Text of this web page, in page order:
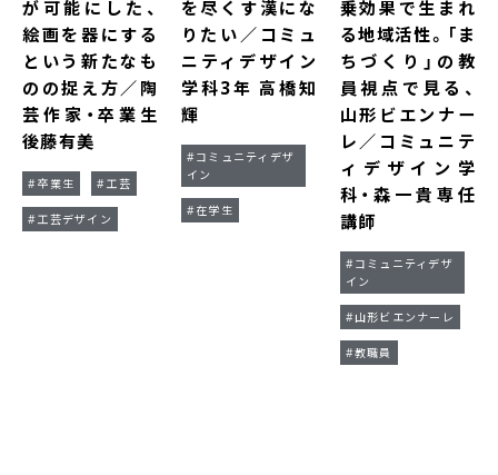
が可能にした、
絵画を器にする
という新たなも
のの捉え方／陶
芸作家・卒業生
後藤有美
#卒業生 #工芸
#工芸デザイン
を尽くす漢にな
りたい／コミュ
ニティデザイン
学科3年 高橋知
輝
#コミュニティデザ
イン
#在学生
乗効果で生まれ
る地域活性。「ま
ちづくり」の教
員視点で見る、
山形ビエンナー
レ／コミュニテ
ィデザイン学
科・森一貴専任
講師
#コミュニティデザ
イン
#山形ビエンナーレ
#教職員